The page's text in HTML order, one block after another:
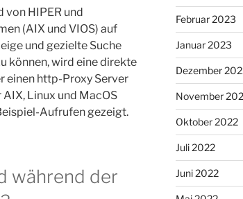
von HIPER und
(AIX und VIOS) auf
und gezielte Suche
können, wird eine direkte
einen http-Proxy Server
Linux und MacOS
Aufrufen gezeigt.
während der
Februar 2023
Januar 2023
Dezember
November
Oktober 2022
Juli 2022
Juni 2022